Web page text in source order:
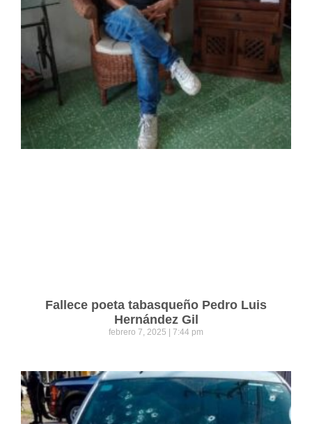
Fallece poeta tabasqueño Pedro Luis
Hernández Gil
febrero 7, 2025 7:44 pm